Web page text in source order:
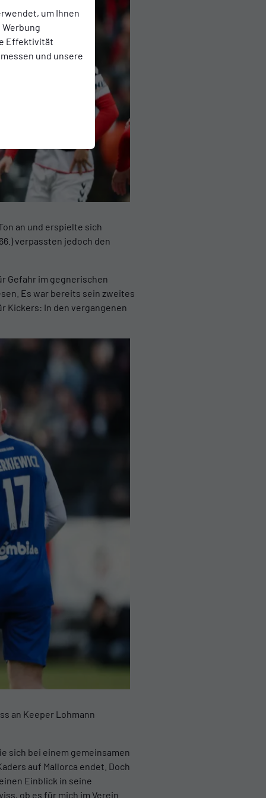
um Ihnen
Effektivität
und unsere
an und erspielte sich
verpassten jedoch den
Gefahr im gegnerischen
Es war bereits sein zweites
Kickers: In den vergangenen
an Keeper Lohmann
sich bei einem gemeinsamen
auf Mallorca endet. Doch
Einblick in seine
ob es für mich im Verein